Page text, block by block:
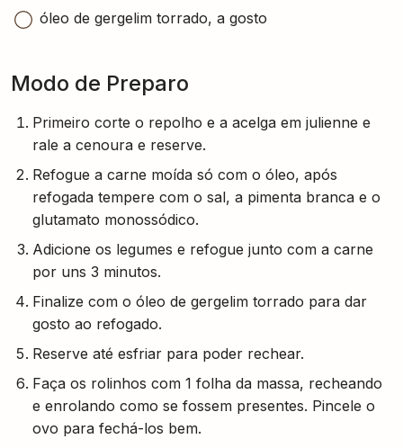
óleo de gergelim torrado, a gosto
Modo de Preparo
Primeiro corte o repolho e a acelga em julienne e
rale a cenoura e reserve.
Refogue a carne moída só com o óleo, após
refogada tempere com o sal, a pimenta branca e o
glutamato monossódico.
Adicione os legumes e refogue junto com a carne
por uns 3 minutos.
Finalize com o óleo de gergelim torrado para dar
gosto ao refogado.
Reserve até esfriar para poder rechear.
Faça os rolinhos com 1 folha da massa, recheando
e enrolando como se fossem presentes. Pincele o
ovo para fechá-los bem.